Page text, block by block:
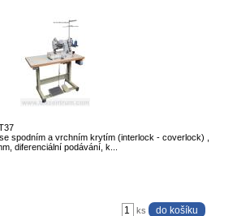
spodním a vrchním krytím (interlock - coverlock) ,
diferenciální podávání, k...
ks